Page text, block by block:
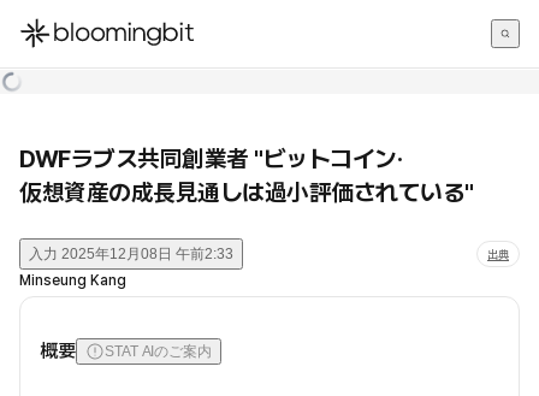
한국어
DWFラブス共同創業者 "ビットコイン·
仮想資産の成長見通しは過小評価されている"
入力 2025年12月08日 午前2:33 出典
Minseung Kang
概要 STAT AIのご案内